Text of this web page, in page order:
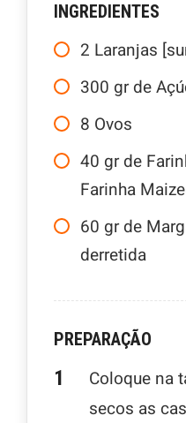
INGREDIENTES
2 Laranjas
300 gr de
8 Ovos
40 gr de
Farinha
60 gr de
derretida
PREPARAÇÃO
Coloque na
secos as